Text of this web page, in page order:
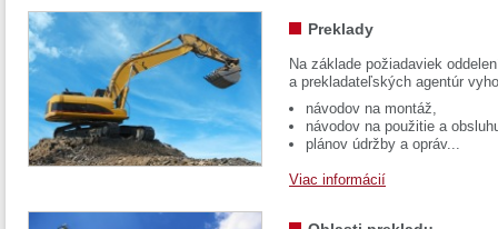
Preklady
Na základe požiadaviek
a prekladateľských agentúr
návodov na montáž,
návodov na použitie a
plánov údržby a opráv...
Viac informácií